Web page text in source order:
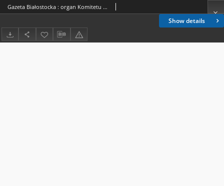
Show details
Gazeta Białostocka : organ Komitetu Wojewódzkiego Polskiej Zjednoczonej Partii Robotniczej 1952.08.02-03 R.2 nr 184